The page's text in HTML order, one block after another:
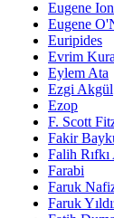
Eugene
Eugene
Euripides
Evrim
Eylem Ata
Ezgi Akgül
Ezop
F. Scott
Fakir
Falih
Farabi
Faruk
Faruk